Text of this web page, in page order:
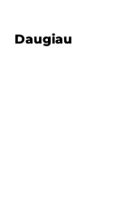
Daugiau